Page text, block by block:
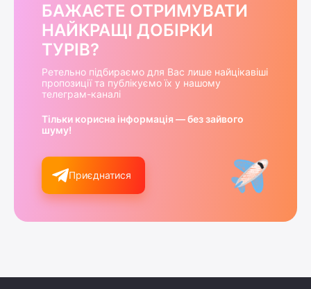
БАЖАЄТЕ ОТРИМУВАТИ
НАЙКРАЩІ ДОБІРКИ
ТУРІВ?
Ретельно підбираємо для Вас лише найцікавіші
пропозиції та публікуємо їх у нашому
телеграм-каналі
Тільки корисна інформація — без зайвого
шуму!
Приєднатися